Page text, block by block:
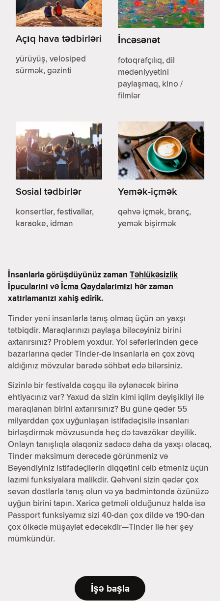
Açıq hava tədbirləri
yürüyüş, velosiped
sürmək, gəzinti
İncəsənət
fotoqrafçılıq, dil
mədəniyyətini
paylaşmaq, kino /
filmlər
Sosial tədbirlər
konsertlər, festivallar,
karaoke, idman
Yemək-içmək
qəhvə içmək, branç,
yemək bişirmək
İnsanlarla görüşdüyünüz zaman Təhlükəsizlik
İpucularını və İcma Qaydalarımızı hər zaman
xatırlamanızı xahiş edirik.
Tinder yeni insanlarla tanış olmaq üçün ən yaxşı
tətbiqdir. Maraqlarınızı paylaşa biləcəyiniz birini
axtarırsınız? Problem yoxdur. Yol səfərlərindən gecə
bazarlarına qədər Tinder-də insanlarla ən çox zövq
aldığınız mövzular barədə söhbət edə bilərsiniz.
Sizinlə bir festivalda coşqu ilə əylənəcək birinə
ehtiyacınız var? Yaxud da sizin kimi iqlim dəyişikliyi ilə
maraqlanan birini axtarırsınız? Bu günə qədər 55
milyarddan çox uyğunlaşan istifadəçisilə insanları
birləşdirmək mövzusunda heç də təvazökar deyilik.
Onlayn tanışlıqla əlaqəniz sadəcə daha da yaxşı olacaq,
Tinder maksimum dərəcədə görünməniz və
Bəyəndiyiniz istifadəçilərin diqqətini cəlb etməniz üçün
lazımi funksiyalara malikdir. Qəhvəni sizin qədər çox
sevən dostlarla tanış olun və ya badmintonda özünüzə
uyğun birini tapın. Xaricə getməli olduğunuz halda isə
Passport funksiyamız sizi 40-dan çox dildə və 190-dan
çox ölkədə müşayiət edəcəkdir—Tinder ilə hər şey
mümkündür.
İşə başla